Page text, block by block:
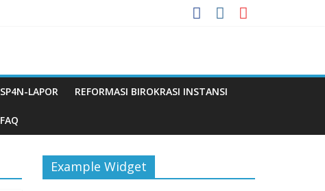
SP4N-LAPOR REFORMASI BIROKRASI INSTANSI
FAQ
Example Widget